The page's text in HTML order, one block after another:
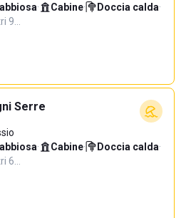
· Cabine· Doccia calda·
9…
Serre
· Cabine· Doccia calda·
6…